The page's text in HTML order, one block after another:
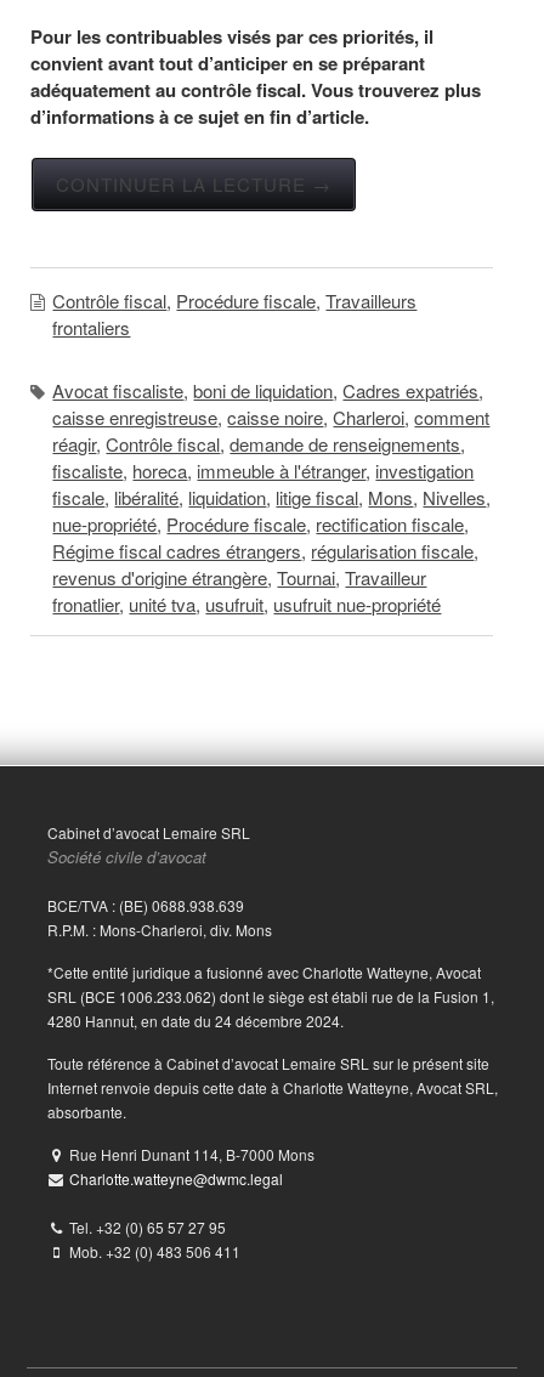
Pour les contribuables visés par ces priorités, il
convient avant tout d’anticiper en se préparant
adéquatement au contrôle fiscal. Vous trouverez plus
d’informations à ce sujet en fin d’article.
CONTINUER LA LECTURE →
Contrôle fiscal, Procédure fiscale,Travailleurs
frontaliers
Avocat fiscaliste,boni de liquidation,Cadres expatriés,
caisse enregistreuse,caisse noire,Charleroi,comment
réagir,Contrôle fiscal,demande de renseignements,
fiscaliste, horeca, immeuble à l'étranger, investigation
fiscale, libéralité, liquidation, litige fiscal, Mons, Nivelles,
nue-propriété, Procédure fiscale, rectification fiscale,
Régime fiscal cadres étrangers, régularisation fiscale,
revenus d'origine étrangère,Tournai,Travailleur
fronatlier, unité tva, usufruit, usufruit nue-propriété
Cabinet d’avocat Lemaire SRL
Société civile d’avocat
BCE/TVA : (BE) 0688.938.639
R.P.M. : Mons-Charleroi, div. Mons
*Cette entité juridique a fusionné avec Charlotte Watteyne, Avocat
SRL (BCE 1006.233.062) dont le siège est établi rue de la Fusion 1,
4280 Hannut, en date du 24 décembre 2024.
Toute référence à Cabinet d’avocat Lemaire SRL sur le présent site
Internet renvoie depuis cette date à Charlotte Watteyne, Avocat SRL,
absorbante.
Rue Henri Dunant 114, B-7000 Mons
Charlotte.watteyne@dwmc.legal
Tel. +32 (0) 65 57 27 95
Mob. +32 (0) 483 506 411